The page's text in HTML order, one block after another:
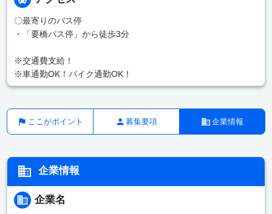
〇最寄りのバス停
・「要橋バス停」から徒歩3分
※交通費支給！
※車通勤OK！バイク通勤OK！
ここがポイント 募集要項 企業情報
企業情報
企業名